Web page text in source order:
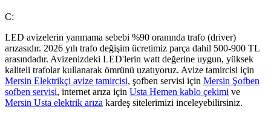
C:
LED avizelerin yanmama sebebi %90 oranında trafo (driver)
arızasıdır. 2026 yılı trafo değişim ücretimiz parça dahil 500-900 TL
arasındadır. Avizenizdeki LED'lerin watt değerine uygun, yüksek
kaliteli trafolar kullanarak ömrünü uzatıyoruz. Avize tamircisi için
Mersin Elektrikçi avize tamircisi, şofben servisi için Mersin Şofben
sofben servisi, internet arıza için Usta Hemen kablo çekimi ve
Mersin Usta elektrik arıza kardeş sitelerimizi inceleyebilirsiniz.